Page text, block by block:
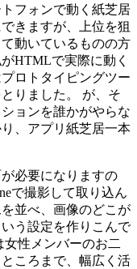
フォンで動く紙芝居
きますが、上位を狙
動いているものの方
HTMLで実際に動く
ロトタイピングツー
りました。 が、そ
ョンを誰かがやらな
、アプリ紙芝居一本
必要になりますの
で撮影して取り込ん
並べ、画像のどこが
う設定を作りこんで
性メンバーのお二
ころまで、幅広く活